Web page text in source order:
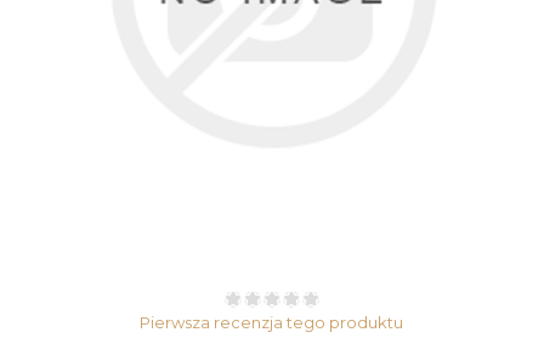
Pierwsza recenzja tego produktu